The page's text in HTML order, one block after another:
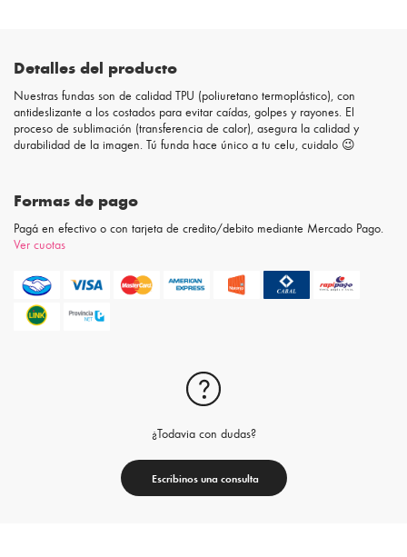
Detalles del producto
Nuestras fundas son de calidad TPU (poliuretano termoplástico), con
antideslizante a los costados para evitar caídas, golpes y rayones. El
proceso de sublimación (transferencia de calor), asegura la calidad y
durabilidad de la imagen. Tú funda hace único a tu celu, cuidalo 😉
Formas de pago
Pagá en efectivo o con tarjeta de credito/debito mediante Mercado Pago.
Ver cuotas
¿Todavia con dudas?
Escribinos una consulta